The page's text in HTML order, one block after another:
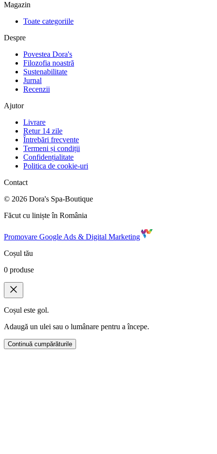
Magazin
Toate categoriile
Despre
Povestea Dora's
Filozofia noastră
Sustenabilitate
Jurnal
Recenzii
Ajutor
Livrare
Retur 14 zile
Întrebări frecvente
Termeni și condiții
Confidențialitate
Politica de cookie-uri
Contact
© 2026 Dora's Spa-Boutique
Făcut cu liniște în România
Promovare Google Ads & Digital Marketing
Coșul tău
0 produse
Coșul este gol.
Adaugă un ulei sau o lumânare pentru a începe.
Continuă cumpărăturile